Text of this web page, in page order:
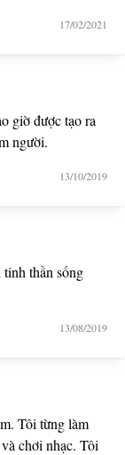
17/02/2021
giờ được tạo ra
người.
13/10/2019
thần sống
13/08/2019
Tôi từng làm
chơi nhạc. Tôi